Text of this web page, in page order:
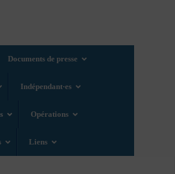
Documents de presse
Indépendant·es
Opérations
Liens